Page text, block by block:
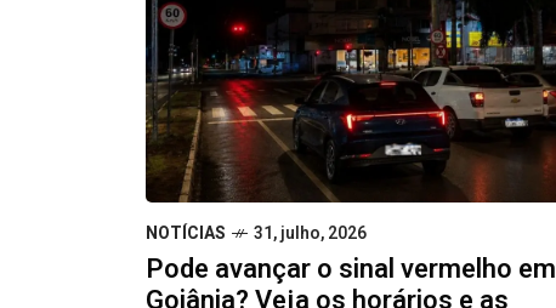
NOTÍCIAS 31, julho, 2026
Pode avançar o sinal vermelho em